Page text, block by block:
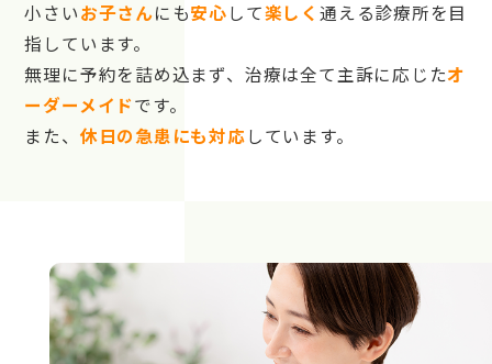
小さいお子さんにも安心して楽しく 通える診療所を目
指しています。
無理に予約を詰め込まず、治療は全て主訴に応じたオ
ーダーメイドです。
また、 休日の急患にも対応しています。